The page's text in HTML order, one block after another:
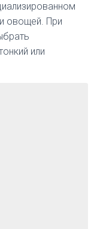
овощей. При
или